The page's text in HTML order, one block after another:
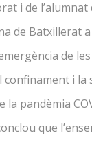
i de l’alumnat
de Batxillerat a
de
i la
la pandèmia
que